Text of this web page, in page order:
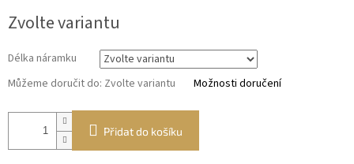
cena:
Zvolte variantu
Délka náramku
Můžeme doručit do: Zvolte variantu Možnosti doručení
Přidat do košíku